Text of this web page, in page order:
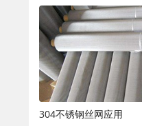
304不锈钢丝网应用